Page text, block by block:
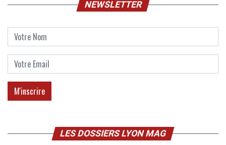
NEWSLETTER
LES DOSSIERS LYON MAG